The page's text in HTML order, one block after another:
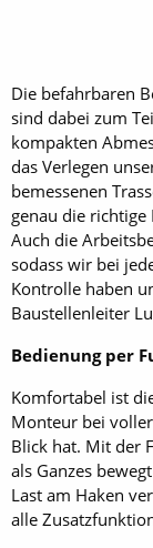
Die befahrbaren
sind dabei zum
kompakten
das Verlegen
bemessenen
genau die
Auch die
sodass wir bei
Kontrolle haben
Baustellenleiter
Bedienung per
Komfortabel ist
Monteur bei
Blick hat. Mit der
als Ganzes
Last am Haken
alle